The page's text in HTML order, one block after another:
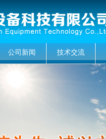
公司新闻 技术交流